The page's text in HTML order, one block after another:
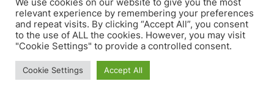
wird das Verständnis von Schriftzeichen
wichtiger, während Pinyin eine ergänzende
Rolle spielt.
Hier sind 30 Multiple-Choice-Fragen, die
We use cookies on our website to give you the most
relevant experience by remembering your preferences
and repeat visits. By clicking “Accept All”, you consent
to the use of ALL the cookies. However, you may visit
"Cookie Settings" to provide a controlled consent.
Cookie Settings Accept All